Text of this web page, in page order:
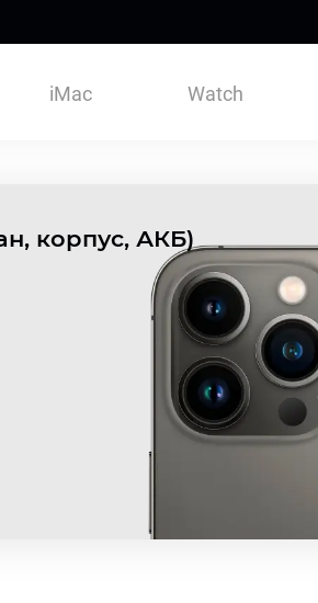
iMac Watch
корпус, АКБ)